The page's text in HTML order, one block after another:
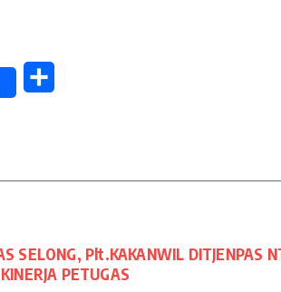
SELONG, Plt.KAKANWIL DITJENPAS
PETUGAS